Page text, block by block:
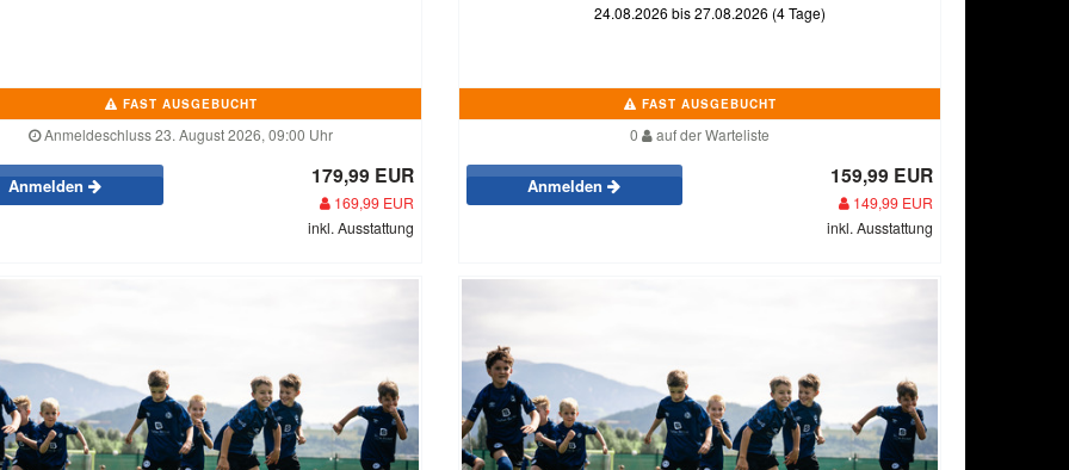
FAST AUSGEBUCHT
Anmeldeschluss 23. August 2026, 09:00 Uhr
Anmelden 179,99 EUR
169,99 EUR
inkl. Ausstattung
24.08.2026 bis 27.08.2026 (4 Tage)
FAST AUSGEBUCHT
0 auf der Warteliste
Anmelden 159,99 EUR
149,99 EUR
inkl. Ausstattung